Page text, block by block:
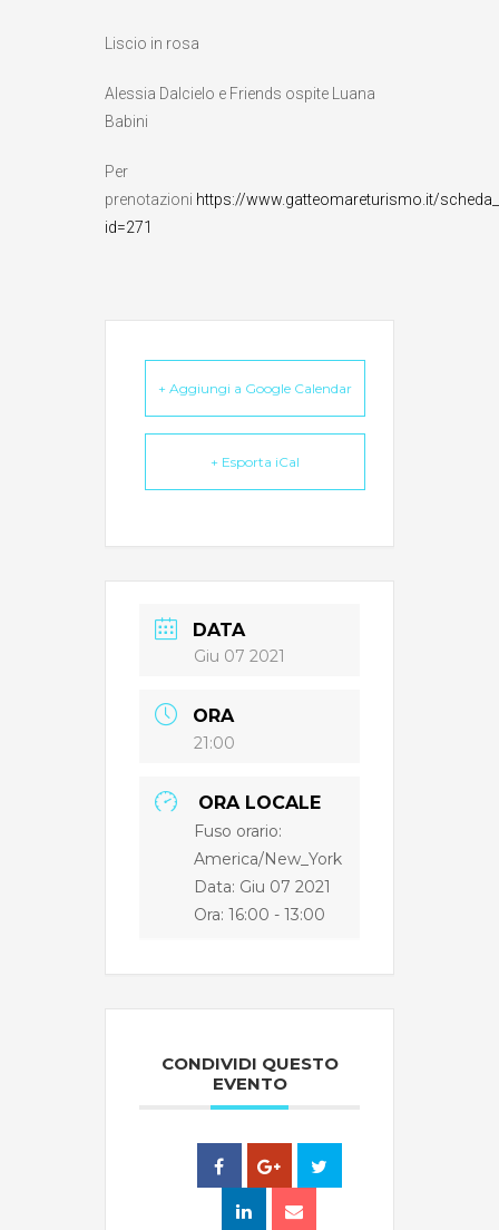
Liscio in rosa
Alessia Dalcielo e Friends ospite Luana
Babini
Per
prenotazioni https://www.gatteomareturismo.it/
id=271
+ Aggiungi a Google Calendar
+ Esporta iCal
DATA
Giu 07 2021
ORA
21:00
ORA LOCALE
Fuso orario:
America/New_York
Data: Giu 07 2021
Ora: 16:00 - 13:00
CONDIVIDI QUESTO
EVENTO